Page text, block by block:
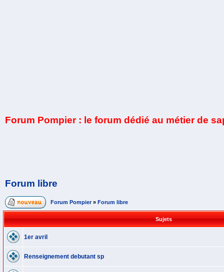
Forum Pompier : le forum dédié au métier de
Forum libre
Forum Pompier » Forum libre
Sujets
1er avril
Renseignement debutant sp